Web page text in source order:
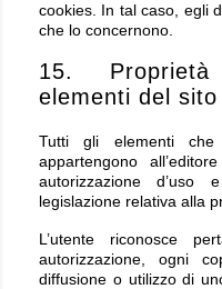
cookies. In tal caso, egli
che lo concernono.
15.
elementi del sito
Tutti gli elementi che
appartengono
autorizzazione
legislazione relativa alla
L’utente riconosce
autorizzazione, ogni
diffusione o utilizzo di